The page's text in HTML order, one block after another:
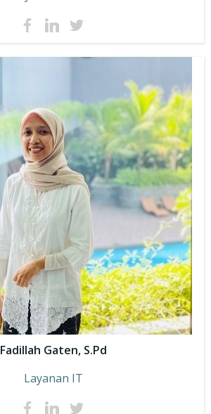
Fadillah Gaten, S.Pd
Layanan IT